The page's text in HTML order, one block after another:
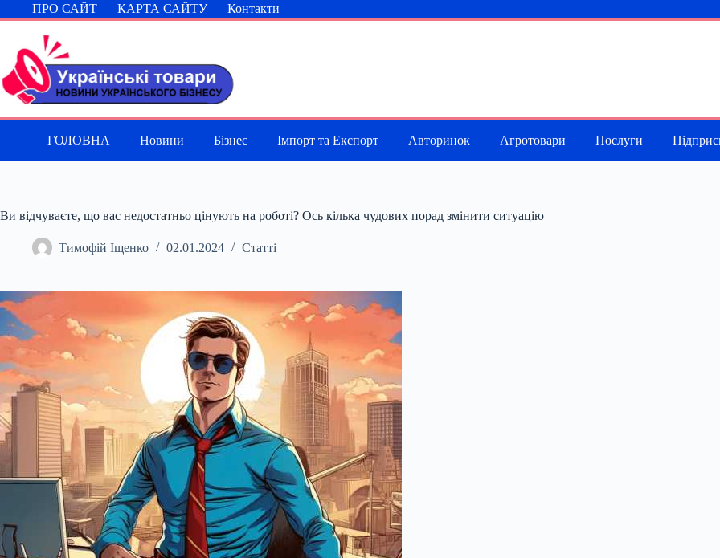
Перейти
до
ПРО САЙТ КАРТА САЙТУ Контакти
ГОЛОВНА Новини Бізнес Імпорт та Експорт Авторинок Агротовари Послуги
Ви відчуваєте, що вас недостатньо цінують на роботі? Ось кілька чудових порад змінити ситуацію
Тимофій Іщенко 02.01.2024 Статті